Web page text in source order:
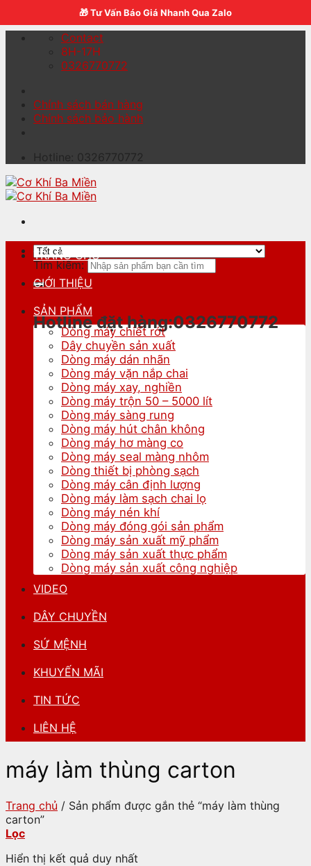
Skip to content
Contact
8H-17H
0326770772
Chính sách bán hàng
Chính sách bảo hành
Hotline: 0326770772
Tìm kiếm:
Hotline đặt hàng:0326770772
TRANG CHỦ
GIỚI THIỆU
SẢN PHẨM
Dòng máy chiết rót
Dây chuyền sản xuất
Dòng máy dán nhãn
Dòng máy vặn nắp chai
Dòng máy xay, nghiền
Dòng máy trộn 50 – 5000 lít
Dòng máy sàng rung
Dòng máy hút chân không
Dòng máy hơ màng co
Dòng máy seal màng nhôm
Dòng thiết bị phòng sạch
Dòng máy cân định lượng
Dòng máy làm sạch chai lọ
Dòng máy nén khí
Dòng máy đóng gói sản phẩm
Dòng máy sản xuất mỹ phẩm
Dòng máy sản xuất thực phẩm
Dòng máy sản xuất công nghiệp
VIDEO
DÂY CHUYỀN
SỨ MỆNH
KHUYẾN MÃI
TIN TỨC
LIÊN HỆ
máy làm thùng carton
Trang chủ / Sản phẩm được gắn thẻ “máy làm thùng
carton”
Lọc
Hiển thị kết quả duy nhất
🎁 Tư Vấn Báo Giá Nhanh Qua Zalo